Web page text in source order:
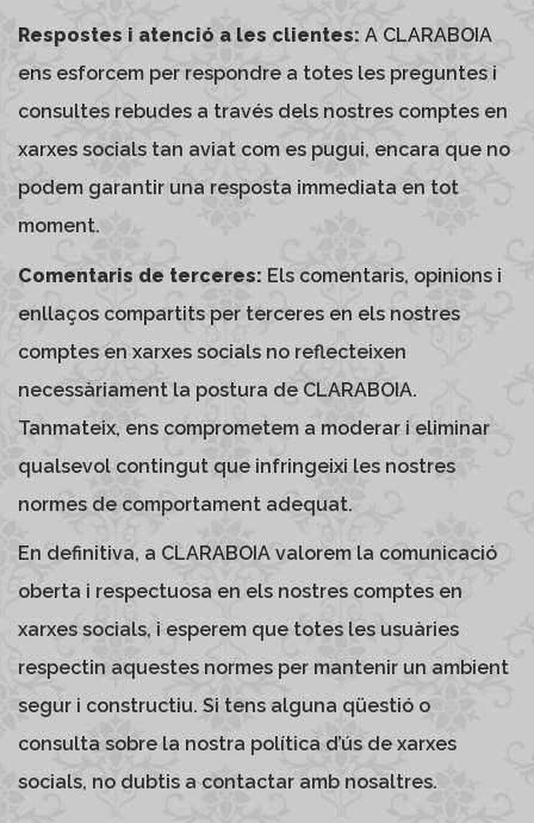
Respostes i atenció a les clientes: A CLARABOIA
ens esforcem per respondre a totes les preguntes i
consultes rebudes a través dels nostres comptes en
xarxes socials tan aviat com es pugui, encara que no
podem garantir una resposta immediata en tot
moment.
Comentaris de terceres: Els comentaris, opinions i
enllaços compartits per terceres en els nostres
comptes en xarxes socials no reflecteixen
necessàriament la postura de CLARABOIA.
Tanmateix, ens comprometem a moderar i eliminar
qualsevol contingut que infringeixi les nostres
normes de comportament adequat.
En definitiva, a CLARABOIA valorem la comunicació
oberta i respectuosa en els nostres comptes en
xarxes socials, i esperem que totes les usuàries
respectin aquestes normes per mantenir un ambient
segur i constructiu. Si tens alguna qüestió o
consulta sobre la nostra política d’ús de xarxes
socials, no dubtis a contactar amb nosaltres.